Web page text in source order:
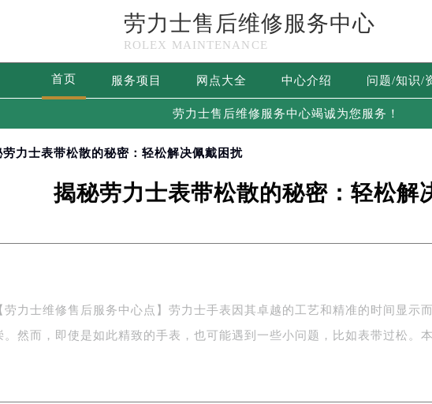
劳力士售后维修服务中心
ROLEX MAINTENANCE
首页 服务项目 网点大全 中心介绍 问题/知识/
劳力士售后维修服务中心竭诚为您服务！
力士表带松散的秘密：轻松解决佩戴困扰
揭秘劳力士表带松散的秘密：轻松解
劳力士维修售后服务中心点】劳力士手表因其卓越的工艺和精准的时间显示
。然而，即使是如此精致的手表，也可能遇到一些小问题，比如表带过松。